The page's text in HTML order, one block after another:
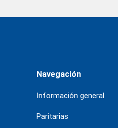
Navegación
Información general
Paritarias